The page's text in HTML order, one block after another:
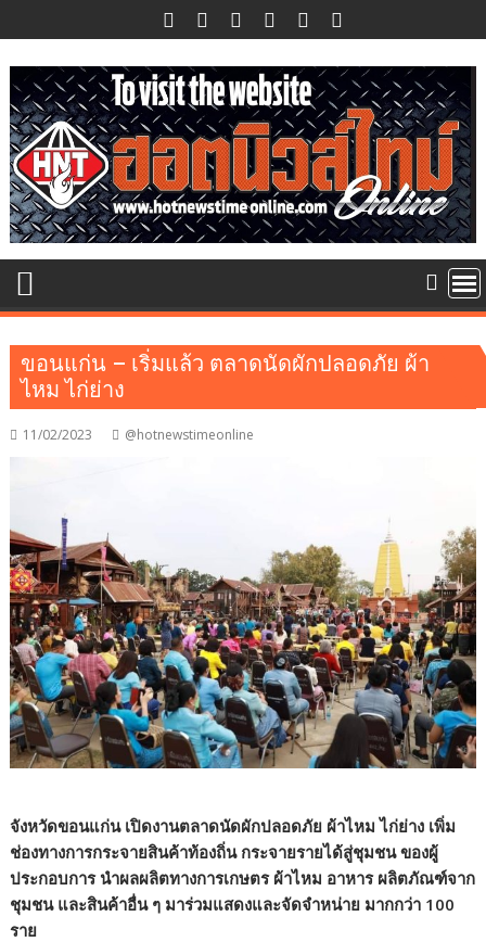
to
content
ขอนแก่น – เริ่มแล้ว ตลาดนัดผักปลอดภัย ผ้า
ไหม ไก่ย่าง
11/02/2023 @hotnewstimeonline
จังหวัดขอนแก่น เปิดงานตลาดนัดผักปลอดภัย ผ้าไหม ไก่ย่าง เพิ่ม
ช่องทางการกระจายสินค้าท้องถิ่น กระจายรายได้สู่ชุมชน ของผู้
ประกอบการ นำผลผลิตทางการเกษตร ผ้าไหม อาหาร ผลิตภัณฑ์จาก
ชุมชน และสินค้าอื่น ๆ มาร่วมแสดงและจัดจำหน่าย มากกว่า 100
ราย